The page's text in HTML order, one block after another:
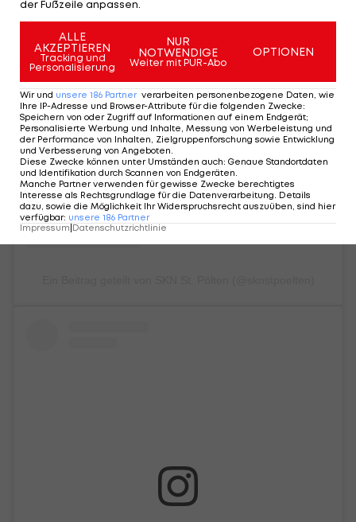
Sieh dir diesen Beitrag auf Instagram an
der Fußzeile anpassen.
ALLE
AKZEPTIEREN
Tracking und
Personalisierung
NUR
NOTWENDIGE
Weiter mit PUR-Abo
OPTIONEN
Wir und unsere 186 Partner verarbeiten personenbezogene Daten, wie
Ihre IP-Adresse und Browser-Attribute für die folgenden Zwecke:
Speichern von oder Zugriff auf Informationen auf einem Endgerät;
Personalisierte Werbung und Inhalte, Messung von Werbeleistung und
der Performance von Inhalten, Zielgruppenforschung sowie Entwicklung
und Verbesserung von Angeboten.
Diese Zwecke können unter Umständen auch: Genaue Standortdaten
und Identifikation durch Scannen von Endgeräten.
Manche Partner verwenden für gewisse Zwecke berechtigtes
Interesse als Rechtsgrundlage für die Datenverarbeitung. Details
dazu, sowie die Möglichkeit Ihr Widerspruchsrecht auszuüben, sind hier
verfügbar: unsere 186 Partner
Impressum Datenschutzrichtlinie